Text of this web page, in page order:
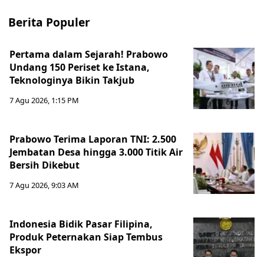
Berita Populer
Pertama dalam Sejarah! Prabowo
Undang 150 Periset ke Istana,
Teknologinya Bikin Takjub
7 Agu 2026, 1:15 PM
Prabowo Terima Laporan TNI: 2.500
Jembatan Desa hingga 3.000 Titik Air
Bersih Dikebut
7 Agu 2026, 9:03 AM
Indonesia Bidik Pasar Filipina,
Produk Peternakan Siap Tembus
Ekspor